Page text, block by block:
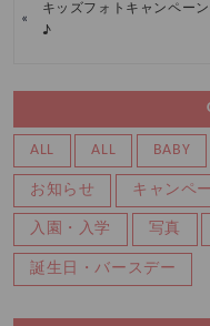
«
キッズフォトキャンペー
♪
ALL ALL BABY
お知らせ キャンペ
入園・入学 写真
誕生日・バースデー